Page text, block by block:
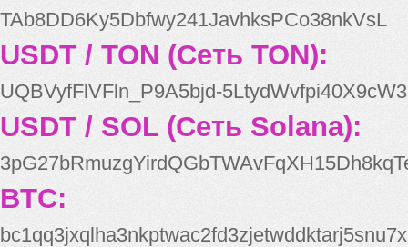
TAb8DD6Ky5Dbfwy241JavhksPCo38nkVsL
USDT / TON (Сеть TON):
UQBVyfFlVFln_P9A5bjd-
USDT / SOL (Сеть Solana):
BTC:
bc1qq3jxqlha3nkptwac2fd3zjetwddktarj5snu7x